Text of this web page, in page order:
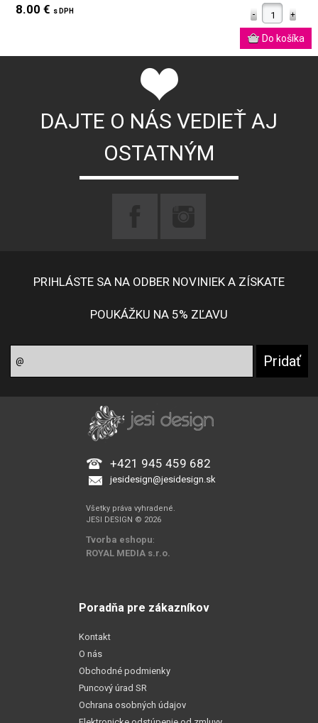
8.00 € s DPH
DAJTE O NÁS VEDIEŤ AJ
OSTATNÝM
PRIHLÁSTE SA NA ODBER NOVINIEK A ZÍSKATE
POUKÁŽKU NA 5% ZĽAVU
+421 945 459 682
jesidesign@jesidesign.sk
Všetky práva vyhradené.
JESI DESIGN © 2026
Tvorba eshopu:
ROYAL MEDIA s.r.o.
Poradňa pre zákazníkov
Kontakt
O nás
Obchodné podmienky
Puncový úrad SR
Ochrana osobných údajov